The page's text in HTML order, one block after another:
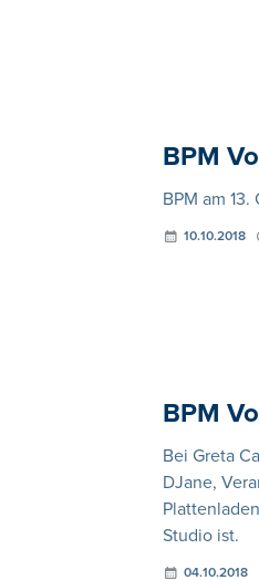
BPM
BPM am
10.10.2018
BPM
Bei Greta
DJane,
Studio ist.
04.10.2018